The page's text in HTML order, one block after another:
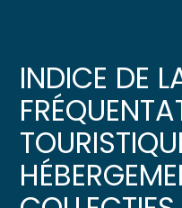
Gérer votre quotidien
Piloter votre entreprise
Développer votre
Suivre votre
Gérer vos ressources
Dématérialiser vos
INDICE DE